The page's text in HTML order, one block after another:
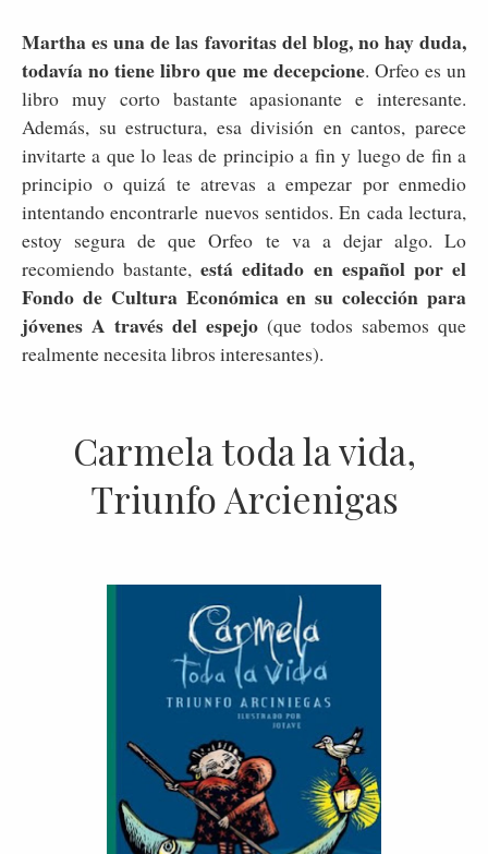
Martha es una de las favoritas del blog, no hay duda,
todavía no tiene libro que me decepcione. Orfeo es un
libro muy corto bastante apasionante e interesante.
Además, su estructura, esa división en cantos, parece
invitarte a que lo leas de principio a fin y luego de fin a
principio o quizá te atrevas a empezar por enmedio
intentando encontrarle nuevos sentidos. En cada lectura,
estoy segura de que Orfeo te va a dejar algo. Lo
recomiendo bastante,está editado en español por el
Fondo de Cultura Económica en su colección para
jóvenes A través del espejo (que todos sabemos que
realmente necesita libros interesantes).
Carmela toda la vida,
Triunfo Arcienigas